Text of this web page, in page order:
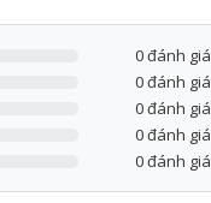
lớn. Ap15 cho phép
qua ứng dụng di
mạng từ bất kỳ đâu,
0 đánh giá
0 đánh giá
0 đánh giá
0 đánh giá
0 đánh giá